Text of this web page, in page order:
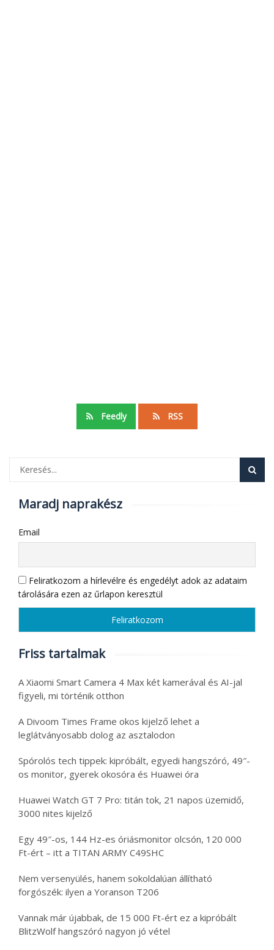
Feedly RSS
Maradj naprakész
Email
Feliratkozom a hírlevélre és engedélyt adok az adataim
tárolására ezen az űrlapon keresztül
Friss tartalmak
A Xiaomi Smart Camera 4 Max két kamerával és AI-jal
figyeli, mi történik otthon
A Divoom Times Frame okos kijelző lehet a
leglátványosabb dolog az asztalodon
Spórolós tech tippek: kipróbált, egyedi hangszóró, 49″-
os monitor, gyerek okosóra és Huawei óra
Huawei Watch GT 7 Pro: titán tok, 21 napos üzemidő,
3000 nites kijelző
Egy 49″-os, 144 Hz-es óriásmonitor olcsón, 120 000
Ft-ért – itt a TITAN ARMY C49SHC
Nem versenyülés, hanem sokoldalúan állítható
forgószék: ilyen a Yoranson T206
Vannak már újabbak, de 15 000 Ft-ért ez a kipróbált
BlitzWolf hangszóró nagyon jó vétel